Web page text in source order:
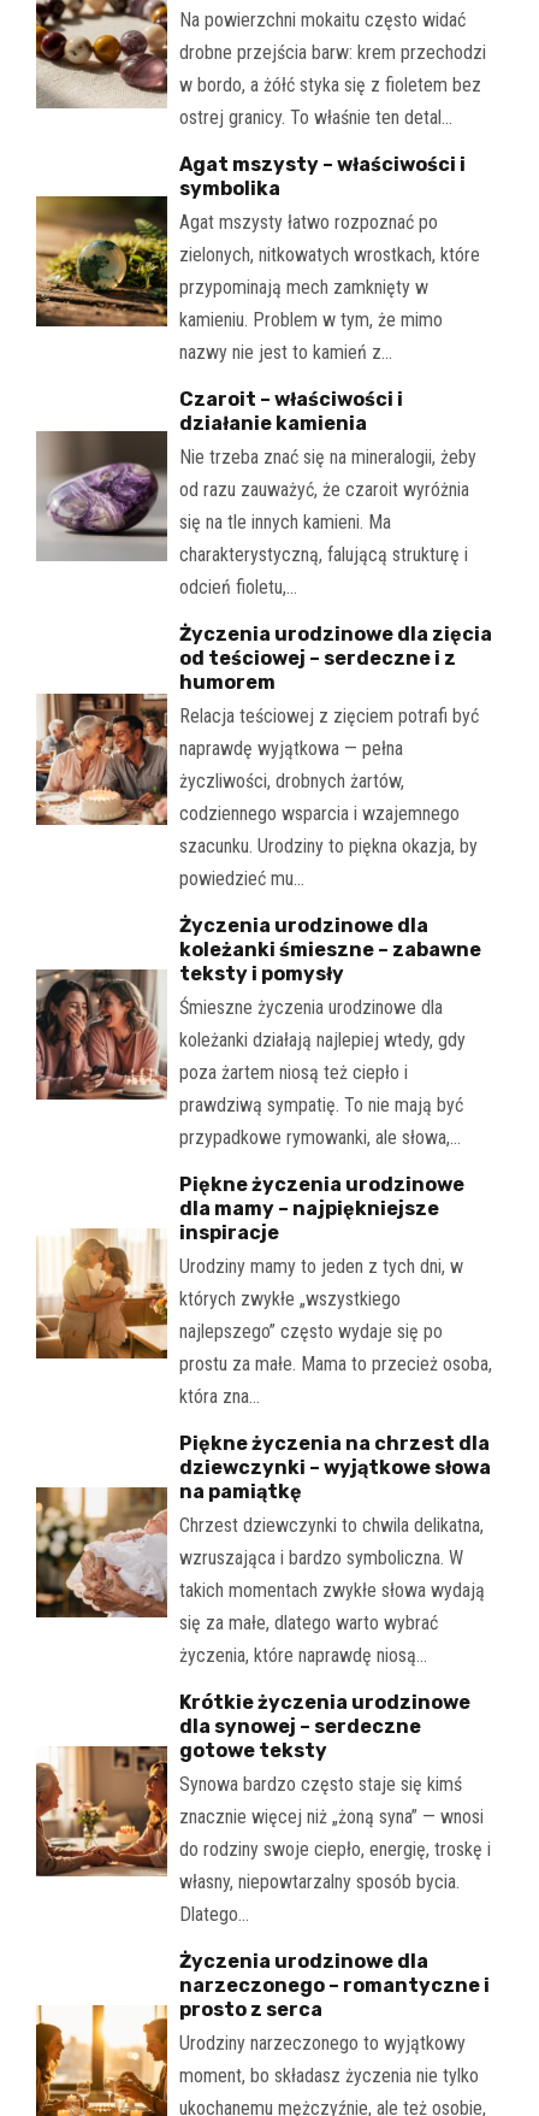
Na powierzchni mokaitu często widać
drobne przejścia barw: krem przechodzi
w bordo, a żółć styka się z fioletem bez
ostrej granicy. To właśnie ten detal…
Agat mszysty – właściwości i
symbolika
Agat mszysty łatwo rozpoznać po
zielonych, nitkowatych wrostkach, które
przypominają mech zamknięty w
kamieniu. Problem w tym, że mimo
nazwy nie jest to kamień z…
Czaroit – właściwości i
działanie kamienia
Nie trzeba znać się na mineralogii, żeby
od razu zauważyć, że czaroit wyróżnia
się na tle innych kamieni. Ma
charakterystyczną, falującą strukturę i
odcień fioletu,…
Życzenia urodzinowe dla zięcia
od teściowej – serdeczne i z
humorem
Relacja teściowej z zięciem potrafi być
naprawdę wyjątkowa — pełna
życzliwości, drobnych żartów,
codziennego wsparcia i wzajemnego
szacunku. Urodziny to piękna okazja, by
powiedzieć mu…
Życzenia urodzinowe dla
koleżanki śmieszne – zabawne
teksty i pomysły
Śmieszne życzenia urodzinowe dla
koleżanki działają najlepiej wtedy, gdy
poza żartem niosą też ciepło i
prawdziwą sympatię. To nie mają być
przypadkowe rymowanki, ale słowa,…
Piękne życzenia urodzinowe
dla mamy – najpiękniejsze
inspiracje
Urodziny mamy to jeden z tych dni, w
których zwykłe „wszystkiego
najlepszego” często wydaje się po
prostu za małe. Mama to przecież osoba,
która zna…
Piękne życzenia na chrzest dla
dziewczynki – wyjątkowe słowa
na pamiątkę
Chrzest dziewczynki to chwila delikatna,
wzruszająca i bardzo symboliczna. W
takich momentach zwykłe słowa wydają
się za małe, dlatego warto wybrać
życzenia, które naprawdę niosą…
Krótkie życzenia urodzinowe
dla synowej – serdeczne
gotowe teksty
Synowa bardzo często staje się kimś
znacznie więcej niż „żoną syna” — wnosi
do rodziny swoje ciepło, energię, troskę i
własny, niepowtarzalny sposób bycia.
Dlatego…
Życzenia urodzinowe dla
narzeczonego – romantyczne i
prosto z serca
Urodziny narzeczonego to wyjątkowy
moment, bo składasz życzenia nie tylko
ukochanemu mężczyźnie, ale też osobie,